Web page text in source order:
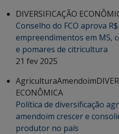
DIVERSIFICAÇÃO
Conselho do FCO aprova
empreendimentos em MS,
e pomares de citricultura
21 fev 2025
AgriculturaAmendoim
ECONÔMICA
Política de diversificação
amendoim crescer e
produtor no país